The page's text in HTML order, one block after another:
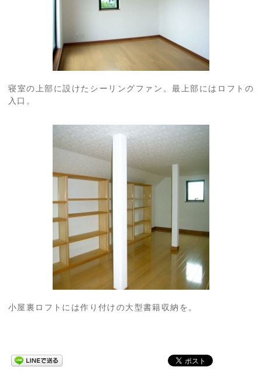
寝室の上部に設けたシーリングファン。最上部にはロフトの
入口。
小屋裏ロフトには作り付けの大型書籍収納を。